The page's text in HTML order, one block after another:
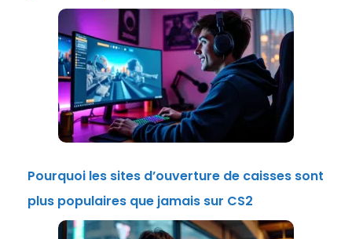
Pourquoi les sites d’ouverture de caisses sont
plus populaires que jamais sur CS2